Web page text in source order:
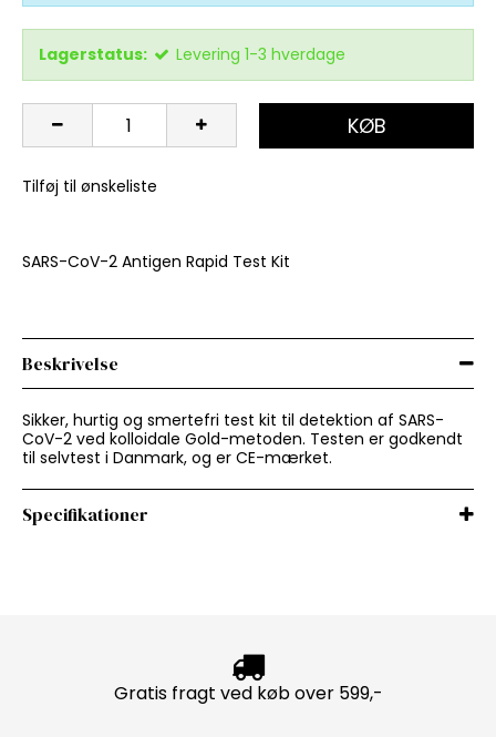
Lagerstatus: Levering 1-3 hverdage
KØB
Tilføj til ønskeliste
SARS-CoV-2 Antigen Rapid Test Kit
Beskrivelse
Sikker, hurtig og smertefri test kit til detektion af SARS-
CoV-2 ved kolloidale Gold-metoden. Testen er godkendt
til selvtest i Danmark, og er CE-mærket.
Specifikationer
Gratis fragt ved køb over 599,-